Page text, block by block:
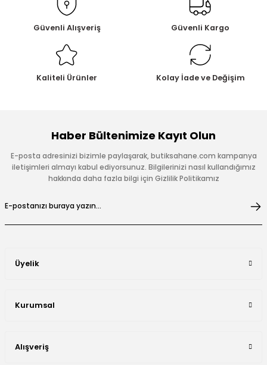
Güvenli Alışveriş Güvenli Kargo
Kaliteli Ürünler Kolay İade ve Değişim
Haber Bültenimize Kayıt Olun
E-posta adresinizi bizimle paylaşarak, butiksahane.com kampanya
iletişimleri almayı kabul ediyorsunuz. Bilgilerinizi nasıl kullandığımız
hakkında daha fazla bilgi için Gizlilik Politikamız
Üyelik
Kurumsal
Alışveriş